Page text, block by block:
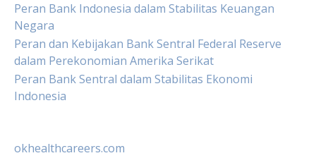
Peran Bank Indonesia dalam Stabilitas Keuangan
Negara
Peran dan Kebijakan Bank Sentral Federal Reserve
dalam Perekonomian Amerika Serikat
Peran Bank Sentral dalam Stabilitas Ekonomi
Indonesia
okhealthcareers.com